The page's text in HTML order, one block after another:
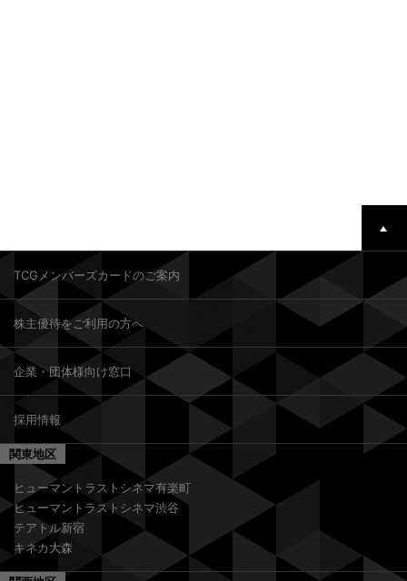
TCGメンバーズカードのご案内
株主優待をご利用の方へ
企業・団体様向け窓口
採用情報
関東地区
ヒューマントラストシネマ有楽町
ヒューマントラストシネマ渋谷
テアトル新宿
キネカ大森